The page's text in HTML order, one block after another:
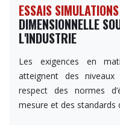
ESSAIS
DIMENSIONNELLE
L'INDUSTRIE
Les exigences en
atteignent des
respect des normes
mesure et des standards